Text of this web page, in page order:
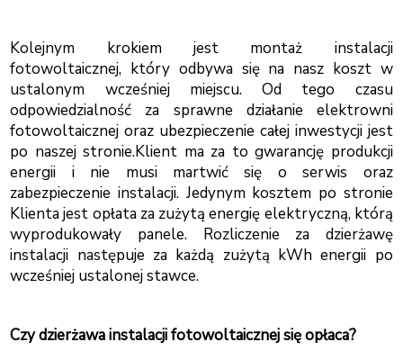
Kolejnym krokiem jest montaż instalacji
fotowoltaicznej, który odbywa się na nasz koszt w
ustalonym wcześniej miejscu. Od tego czasu
odpowiedzialność za sprawne działanie elektrowni
fotowoltaicznej oraz ubezpieczenie całej inwestycji jest
po naszej stronie.Klient ma za to gwarancję produkcji
energii i nie musi martwić się o serwis oraz
zabezpieczenie instalacji. Jedynym kosztem po stronie
Klienta jest opłata za zużytą energię elektryczną, którą
wyprodukowały panele. Rozliczenie za dzierżawę
instalacji następuje za każdą zużytą kWh energii po
wcześniej ustalonej stawce.
Czy dzierżawa instalacji fotowoltaicznej się opłaca?